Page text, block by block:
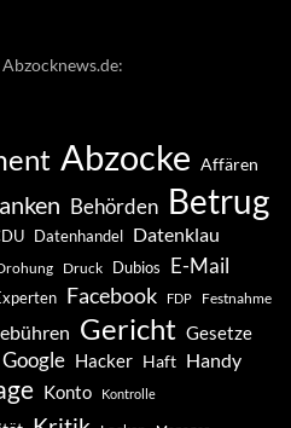
Abzocke Affären
Behörden Betrug
Datenhandel Datenklau
Druck Dubios E-Mail
Facebook FDP Festnahme
Gericht Gesetze
Google Hacker Haft Handy
Konto Kontrolle